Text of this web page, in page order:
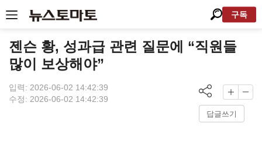
구독
젠슨 황, 성과급 관련 질문에 “직원들
많이 보상해야”
입력: 2026-06-02 14:42:39
수정: 2026-06-02 14:42:39
답글쓰기